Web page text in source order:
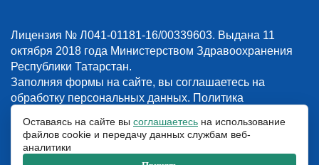
Лицензия № Л041-01181-16/00339603. Выдана 11
октября 2018 года Министерством Здравоохранения
Республики Татарстан.
Заполняя формы на сайте, вы соглашаетесь на
обработку персональных данных. Политика
© 2018-2026. Наркологическая клиника “Detox”. Все права защищены.
Указанные на сайте цены и информация имеют информационный
характер и не являются публичной офертой.
Оставаясь на сайте вы соглашаетесь на использование
файлов cookie и передачу данных службам веб-
аналитики